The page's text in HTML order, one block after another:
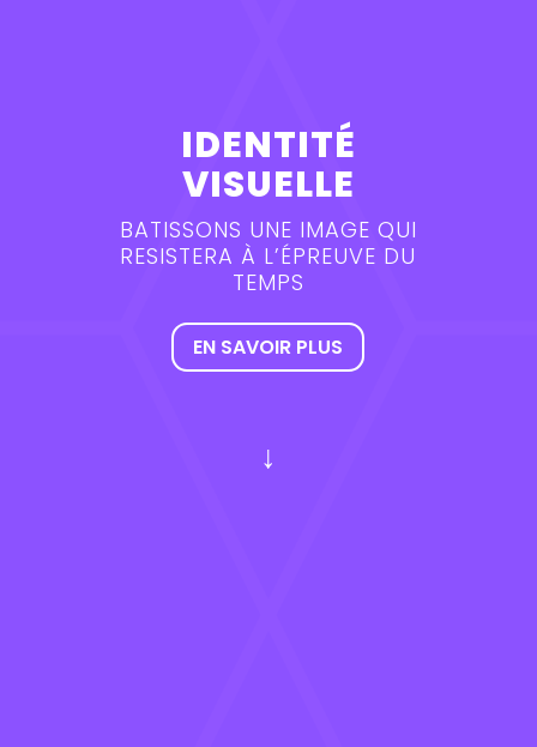
IDENTITÉ
VISUELLE
BATISSONS UNE IMAGE QUI
RESISTERA À L’ÉPREUVE DU
TEMPS
EN SAVOIR PLUS
↓